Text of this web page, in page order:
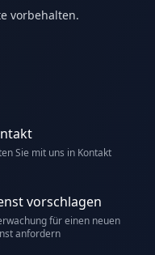
vorbehalten.
Sie mit uns in Kontakt
vorschlagen
für einen neuen
anfordern